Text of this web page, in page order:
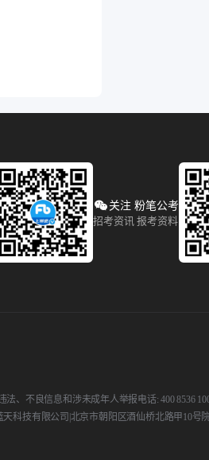
关注 粉笔公考
招考资讯 报考资料
法、不良信息和涉未成年人举报电话: 400 8536
科技有限公司 北京市朝阳区酒仙桥北路甲10号